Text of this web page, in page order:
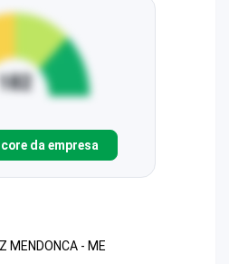
da empresa
MENDONCA - ME